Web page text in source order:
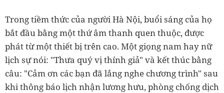
Trong tiềm thức của người Hà Nội, buổi sáng của họ
bắt đầu bằng một thứ âm thanh quen thuộc, được
phát từ một thiết bị trên cao. Một giọng nam hay nữ
lịch sự nói: "Thưa quý vị thính giả" và kết thúc bằng
câu: "Cảm ơn các bạn đã lắng nghe chương trình" sau
khi thông báo lịch nhận lương hưu, phòng chống dịch